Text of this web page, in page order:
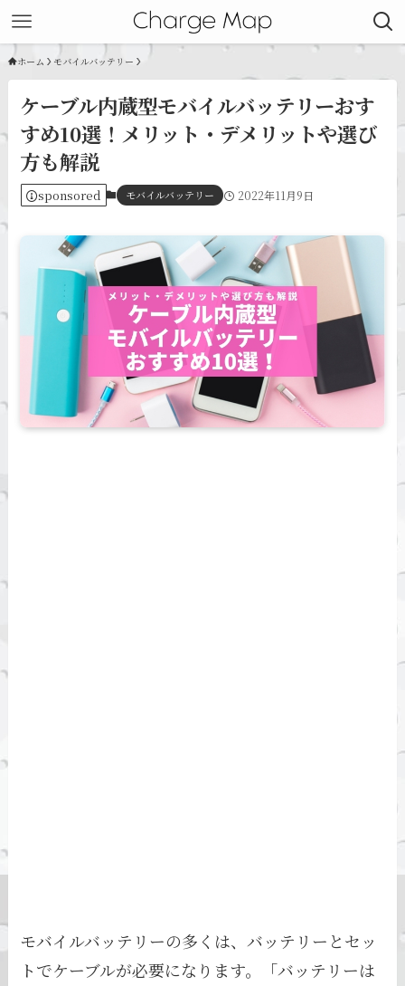
ホーム モバイルバッテリー
ケーブル内蔵型モバイルバッテリーおす
すめ10選！メリット・デメリットや選び
方も解説
sponsored モバイルバッテリー 2022年11月9日
モバイルバッテリーの多くは、バッテリーとセッ
トでケーブルが必要になります。「バッテリーは